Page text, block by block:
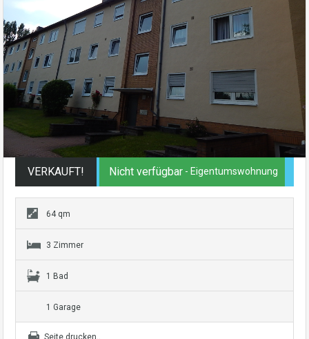
VERKAUFT! Nicht verfügbar - Eigentumswohnung
64 qm
3 Zimmer
1 Bad
1 Garage
Seite drucken..